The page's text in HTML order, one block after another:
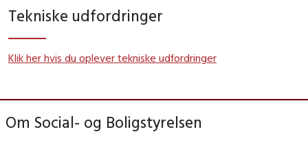
Tekniske udfordringer
Klik her hvis du oplever tekniske udfordringer
Om Social- og Boligstyrelsen